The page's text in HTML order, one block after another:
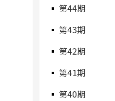
第44期
第43期
第42期
第41期
第40期